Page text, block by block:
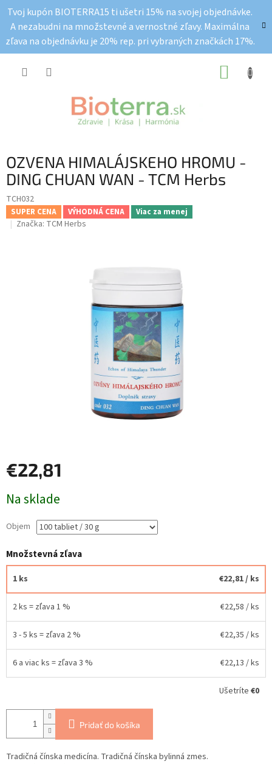
obsah
Tvoj kupón BIOTERRA15 ti ušetri 15% na svojej objednávke.
A nezabudni na množstevné a vernostné zľavy. Maximálna
zľava na objednávku je 20% rep. pri vybraných značkách 17%.
OZVENA HIMALÁJSKEHO HROMU -
DING CHUAN WAN - TCM Herbs
TCH032
SUPER CENA VÝHODNÁ CENA Viac za menej
Značka: TCM Herbs
€22,81
cena:
Na sklade
Objem
Množstevná zľava
1 ks €22,81/ ks
2 ks = zľava 1 % €22,58 / ks
3 - 5 ks = zľava 2 % €22,35 / ks
6 a viac ks = zľava 3 % €22,13 / ks
Ušetríte €0
Pridať do košíka
Tradičná čínska medicína. Tradičná čínska bylinná zmes.